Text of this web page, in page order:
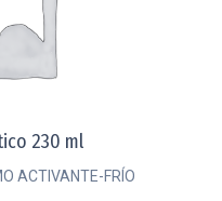
230 ml
ACTIVANTE-FRÍO